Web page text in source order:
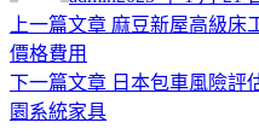
日
文
章
導
上一篇文章 上
篇
麻豆新屋高級床
價格費用
下一篇文章 下
日本包車風險評
園系統家具